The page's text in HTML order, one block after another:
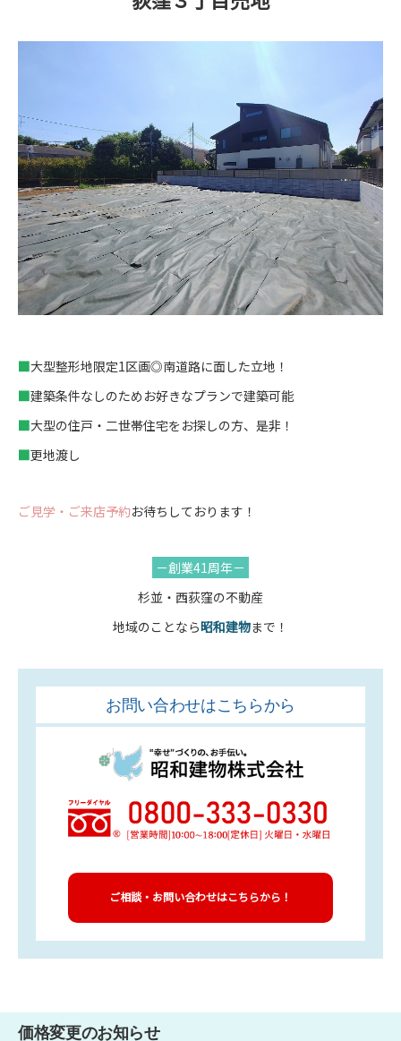
■大型整形地限定1区画◎南道路に面した立地！
■建築条件なしのためお好きなプランで建築可能
■大型の住戸・二世帯住宅をお探しの方、是非！
■更地渡し
ご見学・ご来店予約お待ちしております！
－創業41周年－
杉並・西荻窪の不動産
地域のことなら昭和建物まで！
お問い合わせはこちらから
ご相談・お問い合わせはこちらから！
価格変更のお知らせ